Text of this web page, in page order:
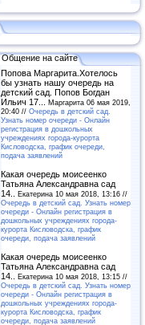
Общение на сайте
Попова Маргарита.Хотелось
бы узнать нашу очередь на
детский сад. Попов Богдан
Ильич 17... Маргарита 06 мая 2019,
20:40 // Очередь в детский сад.
Узнать номер очереди - Онлайн
регистрация в дошкольных
учреждениях города-курорта
Кисловодска, график очереди,
подача заявлений
Какая очередь моисеенко
Татьяна Александравна сад
14.. Екатерина 10 мая 2018, 13:16 //
Очередь в детский сад. Узнать номер
очереди - Онлайн регистрация в
дошкольных учреждениях города-
курорта Кисловодска, график
очереди, подача заявлений
Какая очередь моисеенко
Татьяна Александравна сад
14.. Екатерина 10 мая 2018, 13:15 //
Очередь в детский сад. Узнать номер
очереди - Онлайн регистрация в
дошкольных учреждениях города-
курорта Кисловодска, график
очереди, подача заявлений